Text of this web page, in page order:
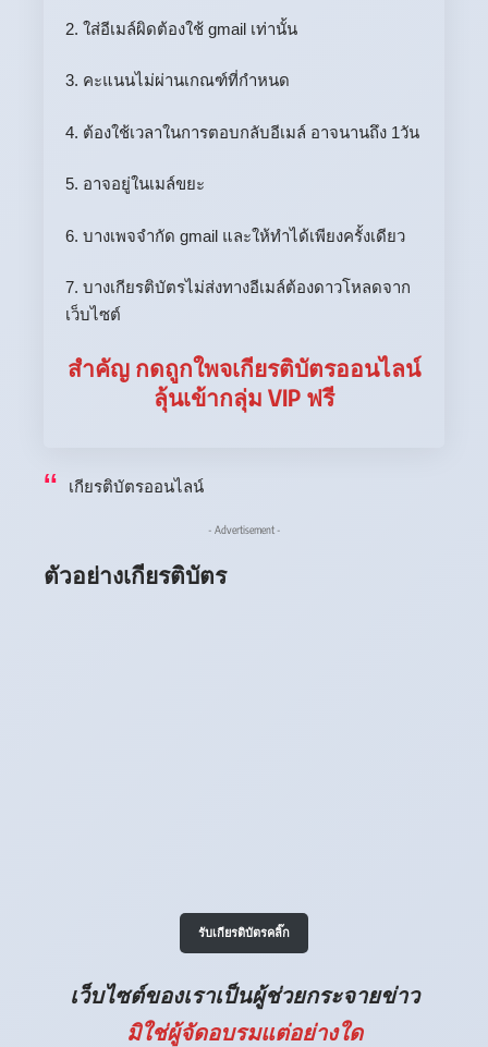
2. ใส่อีเมล์ผิดต้องใช้ gmail เท่านั้น
3. คะแนนไม่ผ่านเกณฑ์ที่กำหนด
4. ต้องใช้เวลาในการตอบกลับอีเมล์ อาจนานถึง 1วัน
5. อาจอยู่ในเมล์ขยะ
6. บางเพจจำกัด gmail และให้ทำได้เพียงครั้งเดียว
7. บางเกียรติบัตรไม่ส่งทางอีเมล์ต้องดาวโหลดจาก
เว็บไซต์
สำคัญ กดถูกใพจเกียรติบัตรออนไลน์
ลุ้นเข้ากลุ่ม VIP ฟรี
เกียรติบัตรออนไลน์
- Advertisement -
ตัวอย่างเกียรติบัตร
รับเกียรติบัตรคลิ๊ก
เว็บไซต์ของเราเป็นผู้ช่วยกระจายข่าว
มิใช่ผู้จัดอบรมแต่อย่างใด